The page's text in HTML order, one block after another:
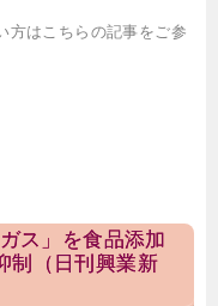
方はこちらの記事をご参
ス」を食品添加
（日刊興業新